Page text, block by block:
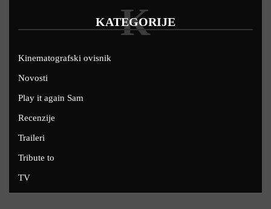
KATEGORIJE
K
Kinematografski ovisnik
Novosti
Play it again Sam
Recenzije
Traileri
Tribute to
TV